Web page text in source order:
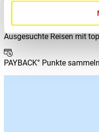
Best-Preis Garantie für
Ausgesuchte Reisen mit
PAYBACK° Punkte sammeln